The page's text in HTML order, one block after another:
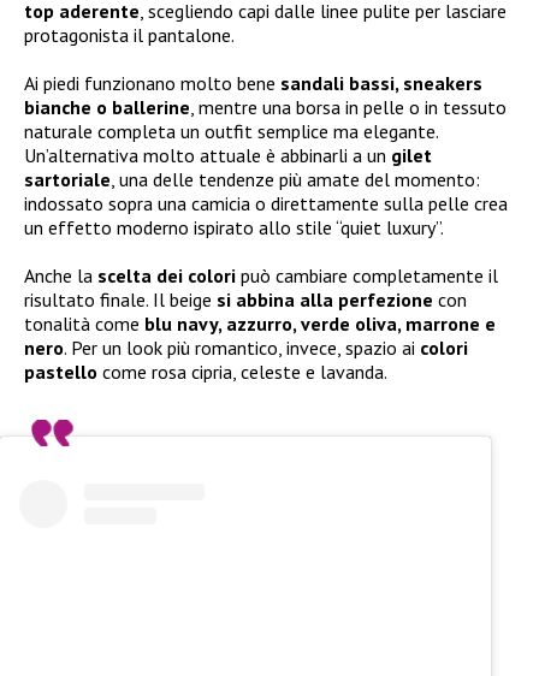
top aderente, scegliendo capi dalle linee pulite per lasciare
protagonista il pantalone.
Ai piedi funzionano molto bene sandali bassi, sneakers
bianche o ballerine, mentre una borsa in pelle o in tessuto
naturale completa un outfit semplice ma elegante.
Un’alternativa molto attuale è abbinarli a un gilet
sartoriale, una delle tendenze più amate del momento:
indossato sopra una camicia o direttamente sulla pelle crea
un effetto moderno ispirato allo stile “quiet luxury”.
Anche la scelta dei colori può cambiare completamente il
risultato finale. Il beige si abbina alla perfezione con
tonalità come blu navy, azzurro, verde oliva, marrone e
nero. Per un look più romantico, invece, spazio ai colori
pastello come rosa cipria, celeste e lavanda.